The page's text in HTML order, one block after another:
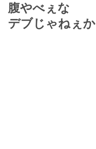
腹やべぇな
デブじゃねぇか